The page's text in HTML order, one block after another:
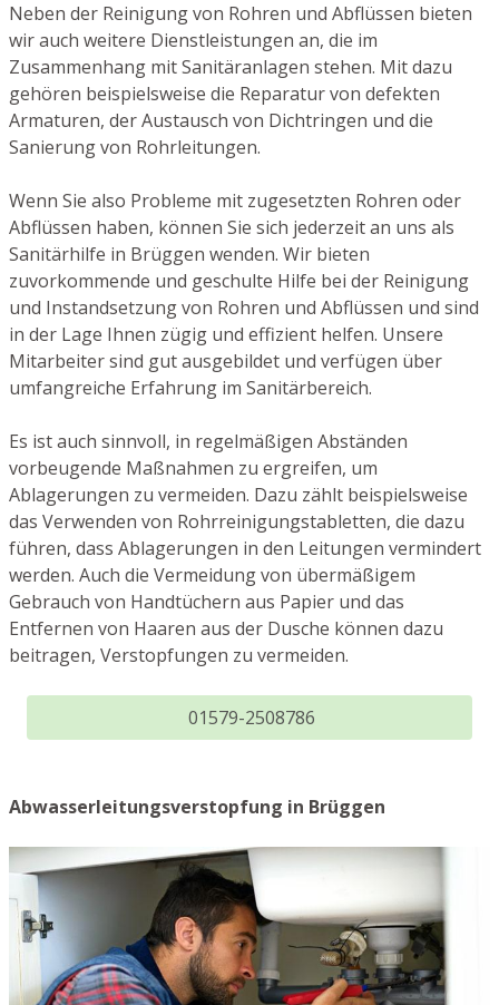
Neben der Reinigung von Rohren und Abflüssen bieten
wir auch weitere Dienstleistungen an, die im
Zusammenhang mit Sanitäranlagen stehen. Mit dazu
gehören beispielsweise die Reparatur von defekten
Armaturen, der Austausch von Dichtringen und die
Sanierung von Rohrleitungen.
Wenn Sie also Probleme mit zugesetzten Rohren oder
Abflüssen haben, können Sie sich jederzeit an uns als
Sanitärhilfe in Brüggen wenden. Wir bieten
zuvorkommende und geschulte Hilfe bei der Reinigung
und Instandsetzung von Rohren und Abflüssen und sind
in der Lage Ihnen zügig und effizient helfen. Unsere
Mitarbeiter sind gut ausgebildet und verfügen über
umfangreiche Erfahrung im Sanitärbereich.
Es ist auch sinnvoll, in regelmäßigen Abständen
vorbeugende Maßnahmen zu ergreifen, um
Ablagerungen zu vermeiden. Dazu zählt beispielsweise
das Verwenden von Rohrreinigungstabletten, die dazu
führen, dass Ablagerungen in den Leitungen vermindert
werden. Auch die Vermeidung von übermäßigem
Gebrauch von Handtüchern aus Papier und das
Entfernen von Haaren aus der Dusche können dazu
beitragen, Verstopfungen zu vermeiden.
01579-2508786
Abwasserleitungsverstopfung in Brüggen